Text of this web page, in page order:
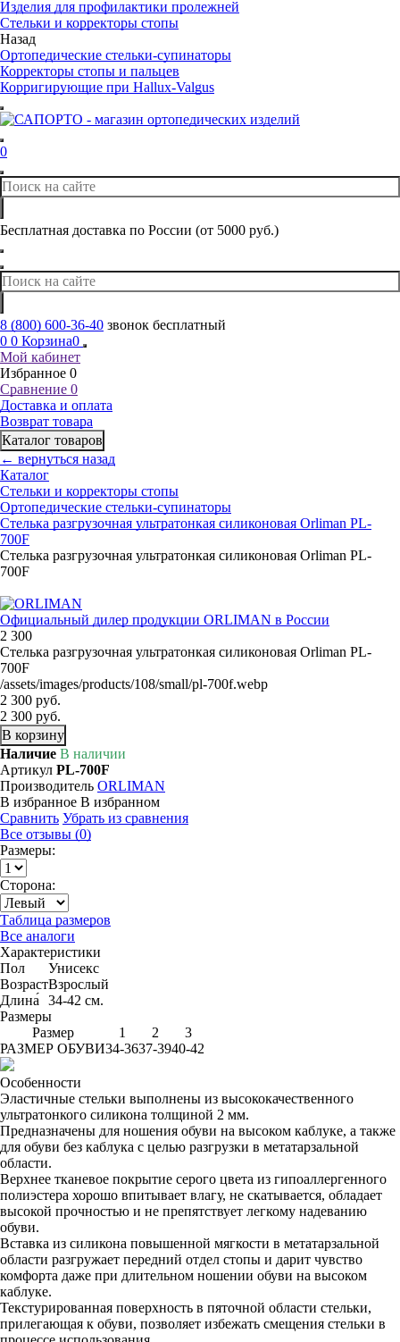
Изделия для профилактики пролежней
Стельки и корректоры стопы
Назад
Ортопедические стельки-супинаторы
Корректоры стопы и пальцев
Корригирующие при Hallux-Valgus
0
Бесплатная доставка по России (от 5000 руб.)
8 (800) 600-36-40 звонок бесплатный
0 0 Корзина0
Мой кабинет
Избранное 0
Сравнение 0
Доставка и оплата
Возврат товара
Каталог товаров
← вернуться назад
Каталог
Стельки и корректоры стопы
Ортопедические стельки-супинаторы
Стелька разгрузочная ультратонкая силиконовая Orliman PL-
700F
Стелька разгрузочная ультратонкая силиконовая Orliman PL-
700F
Официальный дилер продукции ORLIMAN в России
2 300
Стелька разгрузочная ультратонкая силиконовая Orliman PL-
700F
/assets/images/products/108/small/pl-700f.webp
2 300 руб.
2 300 руб.
В корзину
Наличие В наличии
Артикул PL-700F
Производитель ORLIMAN
В избранное В избранном
Сравнить Убрать из сравнения
Все отзывы (0)
Размеры:
Сторона:
Таблица размеров
Все аналоги
Характеристики
Пол
Унисекс
ВозрастВзрослый
Длина́
34-42 см.
Размеры
Размер
1 2
3
РАЗМЕР ОБУВИ34-3637-3940-42
Особенности
Эластичные стельки выполнены из высококачественного
ультратонкого силикона толщиной 2 мм.
Предназначены для ношения обуви на высоком каблуке, а также
для обуви без каблука с целью разгрузки в метатарзальной
области.
Верхнее тканевое покрытие серого цвета из гипоаллергенного
полиэстера хорошо впитывает влагу, не скатывается, обладает
высокой прочностью и не препятствует легкому надеванию
обуви.
Вставка из силикона повышенной мягкости в метатарзальной
области разгружает передний отдел стопы и дарит чувство
комфорта даже при длительном ношении обуви на высоком
каблуке.
Текстурированная поверхность в пяточной области стельки,
прилегающая к обуви, позволяет избежать смещения стельки в